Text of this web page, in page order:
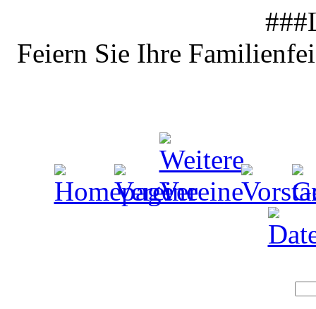
Feiern Sie Ihre